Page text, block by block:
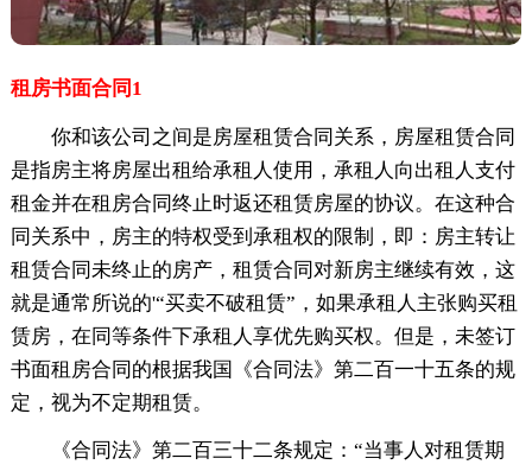
租房书面合同1
你和该公司之间是房屋租赁合同关系，房屋租赁合同
是指房主将房屋出租给承租人使用，承租人向出租人支付
租金并在租房合同终止时返还租赁房屋的协议。在这种合
同关系中，房主的特权受到承租权的限制，即：房主转让
租赁合同未终止的房产，租赁合同对新房主继续有效，这
就是通常所说的'“买卖不破租赁”，如果承租人主张购买租
赁房，在同等条件下承租人享优先购买权。但是，未签订
书面租房合同的根据我国《合同法》第二百一十五条的规
定，视为不定期租赁。
《合同法》第二百三十二条规定：“当事人对租赁期